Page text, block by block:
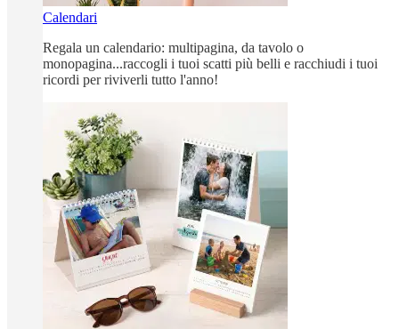
Calendari
Regala un calendario: multipagina, da tavolo o
monopagina...raccogli i tuoi scatti più belli e racchiudi i tuoi
ricordi per riviverli tutto l'anno!